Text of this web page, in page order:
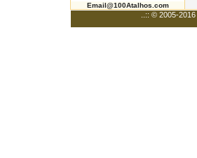
Email@100Atalhos.com
..:: © 2005-2016